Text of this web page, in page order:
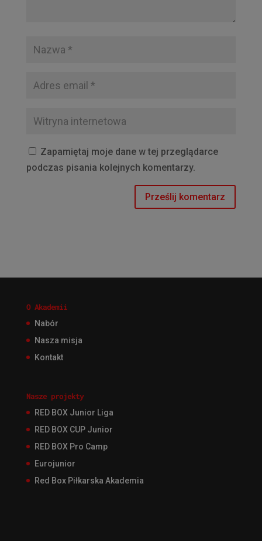
Zapamiętaj moje dane w tej przeglądarce
podczas pisania kolejnych komentarzy.
O Akademii
Nabór
Nasza misja
Kontakt
Nasze projekty
RED BOX Junior Liga
RED BOX CUP Junior
RED BOX Pro Camp
Eurojunior
Red Box Piłkarska Akademia